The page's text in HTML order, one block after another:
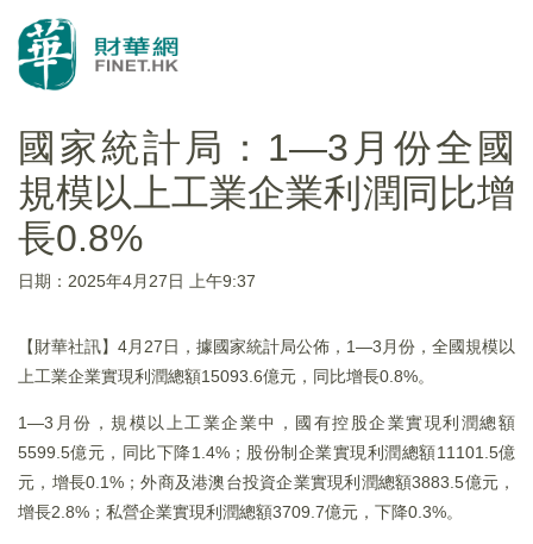
國家統計局：1—3月份全國
規模以上工業企業利潤同比增
長0.8%
日期：2025年4月27日 上午9:37
【財華社訊】4月27日，據國家統計局公佈，1—3月份，全國規模以
上工業企業實現利潤總額15093.6億元，同比增長0.8%。
1—3月份，規模以上工業企業中，國有控股企業實現利潤總額
5599.5億元，同比下降1.4%；股份制企業實現利潤總額11101.5億
元，增長0.1%；外商及港澳台投資企業實現利潤總額3883.5億元，
增長2.8%；私營企業實現利潤總額3709.7億元，下降0.3%。